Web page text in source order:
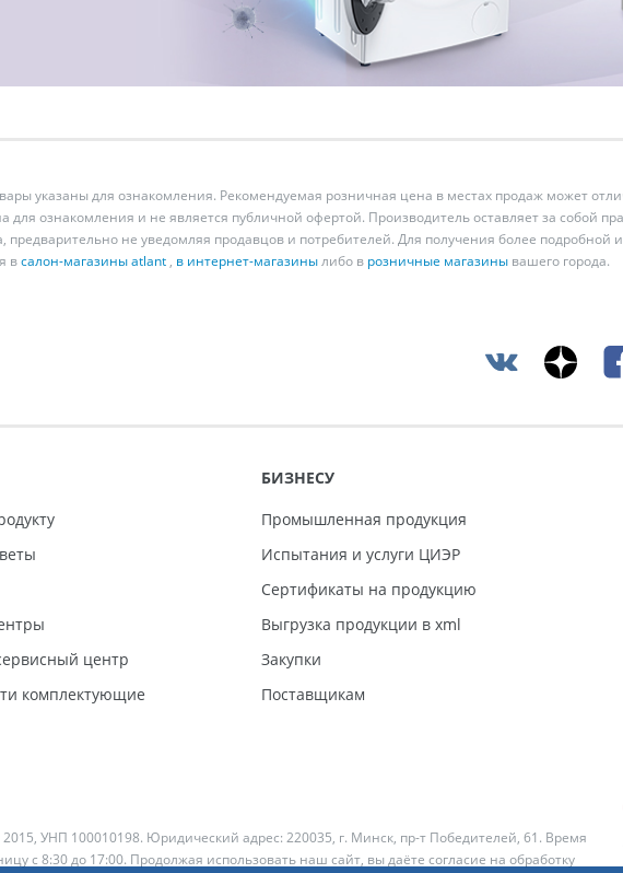
указаны для ознакомления. Рекомендуемая розничная цена в местах продаж может
для ознакомления и не является публичной офертой. Производитель оставляет за собой
предварительно не уведомляя продавцов и потребителей. Для получения более
всалон-магазины atlant , в интернет-магазинылибо в розничные магазины вашего города.
центр
комплектующие
БИЗНЕСУ
Промышленная продукция
Испытания и услуги ЦИЭР
Сертификаты на продукцию
Выгрузка продукции в xml
Закупки
Поставщикам
2015, УНП 100010198. Юридический адрес: 220035, г. Минск, пр-т Победителей, 61. Время
с 8:30 до 17:00. Продолжая использовать наш сайт, вы даёте согласие на обработку